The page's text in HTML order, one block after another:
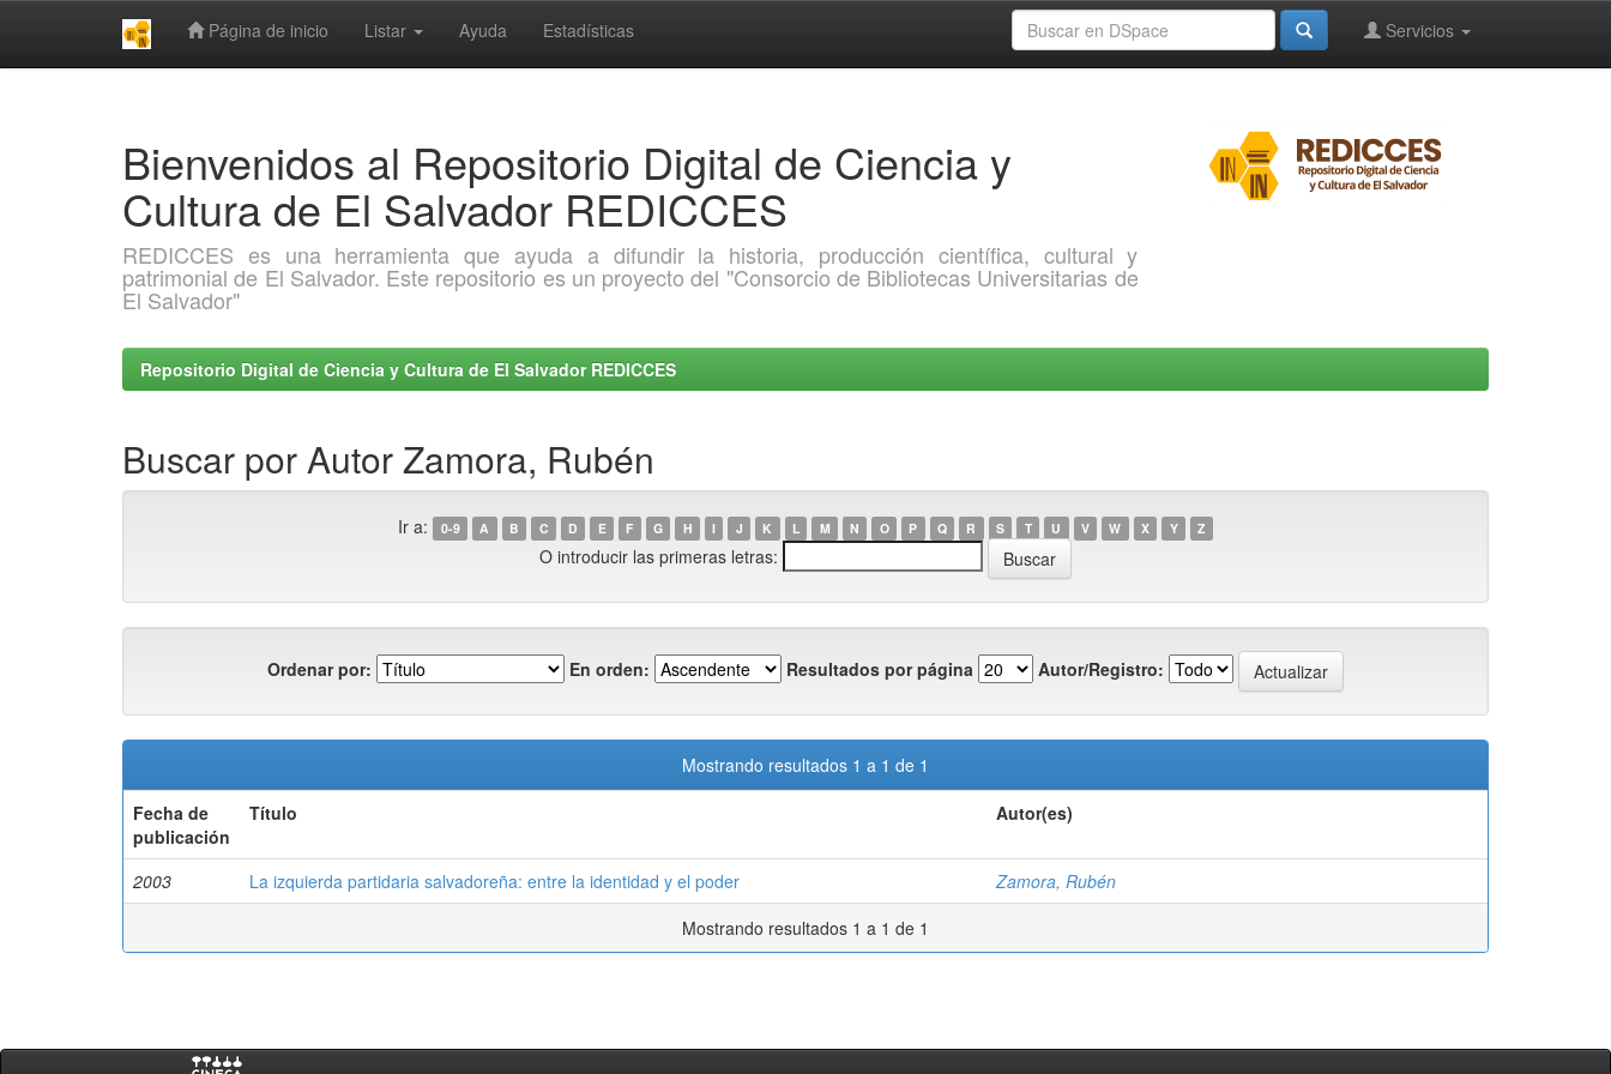
Página de inicio Listar Ayuda Estadísticas Servicios
Bienvenidos al Repositorio Digital de Ciencia y
Cultura de El Salvador REDICCES
REDICCES es una herramienta que ayuda a difundir la historia, producción científica, cultural y
patrimonial de El Salvador. Este repositorio es un proyecto del "Consorcio de Bibliotecas Universitarias de
El Salvador"
Repositorio Digital de Ciencia y Cultura de El Salvador REDICCES
Buscar por Autor Zamora, Rubén
Ir a: 0-9 A B C D E F G H I J K L M N O P Q R S T U V W X Y Z
O introducir las primeras letras:
Ordenar por: En orden: Resultados por página Autor/Registro:
Mostrando resultados 1 a 1 de 1
Fecha de
publicación
Título Autor(es)
2003 La izquierda partidaria salvadoreña: entre la identidad y el poder
Zamora, Rubén
Mostrando resultados 1 a 1 de 1